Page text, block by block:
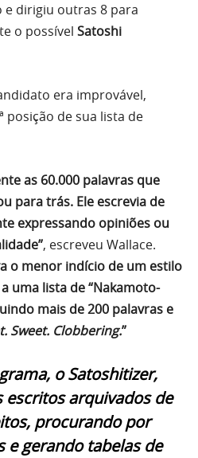
e dirigiu outras 8 para
o possível Satoshi
era improvável,
posição de sua lista de
as 60.000 palavras que
para trás. Ele escrevia de
expressando opiniões ou
, escreveu Wallace.
o menor indício de um estilo
uma lista de “Nakamoto-
mais de 200 palavras e
Sweet. Clobbering.”
o Satoshitizer,
escritos arquivados de
procurando por
e gerando tabelas de